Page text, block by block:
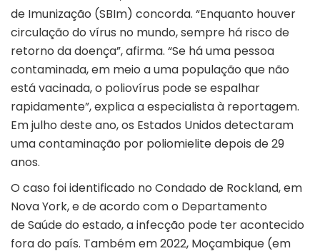
de Imunização (SBIm) concorda. “Enquanto houver
circulação do vírus no mundo, sempre há risco de
retorno da doença”, afirma. “Se há uma pessoa
contaminada, em meio a uma população que não
está vacinada, o poliovírus pode se espalhar
rapidamente”, explica a especialista à reportagem.
Em julho deste ano, os Estados Unidos detectaram
uma contaminação por poliomielite depois de 29
anos.
O caso foi identificado no Condado de Rockland, em
Nova York, e de acordo com o Departamento
de Saúde do estado, a infecção pode ter acontecido
fora do país. Também em 2022, Moçambique (em